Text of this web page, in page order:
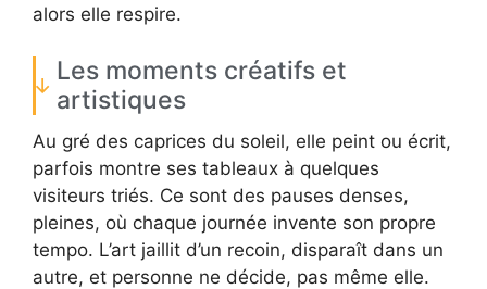
alors elle respire.
Les moments créatifs et
artistiques
Au gré des caprices du soleil, elle peint ou écrit,
parfois montre ses tableaux à quelques
visiteurs triés. Ce sont des pauses denses,
pleines, où chaque journée invente son propre
tempo. L’art jaillit d’un recoin, disparaît dans un
autre, et personne ne décide, pas même elle.